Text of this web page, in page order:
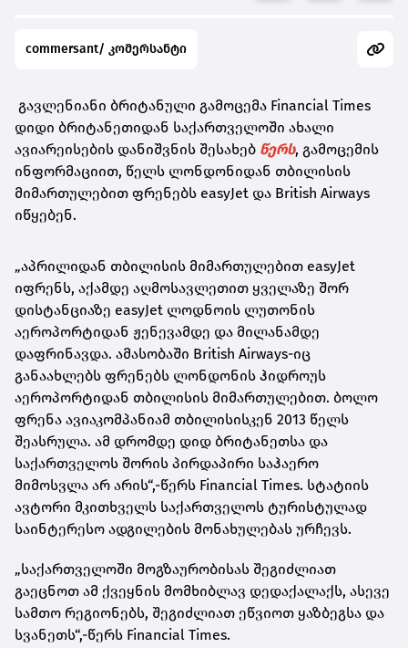
commersant/ კომერსანტი
გავლენიანი ბრიტანული გამოცემა Financial Times
დიდი ბრიტანეთიდან საქართველოში ახალი
ავიარეისების დანიშვნის შესახებ წერს, გამოცემის
ინფორმაციით, წელს ლონდონიდან თბილისის
მიმართულებით ფრენებს easyJet და British Airways
იწყებენ.
„აპრილიდან თბილისის მიმართულებით easyJet
იფრენს, აქამდე აღმოსავლეთით ყველაზე შორ
დისტანციაზე easyJet ლოდნოის ლუთონის
აეროპორტიდან ჟენევამდე და მილანამდე
დაფრინავდა. ამასობაში British Airways-იც
განაახლებს ფრენებს ლონდონის ჰიდროუს
აეროპორტიდან თბილისის მიმართულებით. ბოლო
ფრენა ავიაკომპანიამ თბილისისკენ 2013 წელს
შეასრულა. ამ დრომდე დიდ ბრიტანეთსა და
საქართველოს შორის პირდაპირი საჰაერო
მიმოსვლა არ არის“,-წერს Financial Times. სტატიის
ავტორი მკითხველს საქართველოს ტურისტულად
საინტერესო ადგილების მონახულებას ურჩევს.
„საქართველოში მოგზაურობისას შეგიძლიათ
გაეცნოთ ამ ქვეყნის მომხიბლავ დედაქალაქს, ასევე
სამთო რეგიონებს, შეგიძლიათ ეწვიოთ ყაზბეგსა და
სვანეთს“,-წერს Financial Times.